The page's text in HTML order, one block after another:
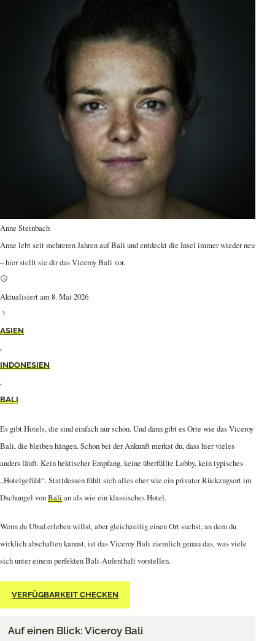
Anne Steinbach
Anne lebt seit mehreren Jahren auf Bali und entdeckt die Insel immer wieder neu
– hier stellt sie dir das Viceroy Bali vor.
Aktualisiert am 8. Mai 2026
ASIEN
,
INDONESIEN
,
BALI
Es gibt Hotels, die sind einfach nur schön. Und dann gibt es Orte wie das Viceroy
Bali, die bleiben hängen. Schon bei der Ankunft merkst du, dass hier vieles
anders läuft. Kein hektischer Empfang, keine überfüllte Lobby, kein typisches
„Hotelgefühl“. Stattdessen fühlt sich alles eher wie ein privater Rückzugsort im
Dschungel vonBalian als wie ein klassisches Hotel.
Wenn du Ubud erleben willst, aber gleichzeitig einen Ort suchst, an dem du
wirklich abschalten kannst, ist das Viceroy Bali ziemlich genau das, was viele
sich unter einem perfekten Bali-Aufenthalt vorstellen.
VERFÜGBARKEIT CHECKEN
Auf einen Blick: Viceroy Bali